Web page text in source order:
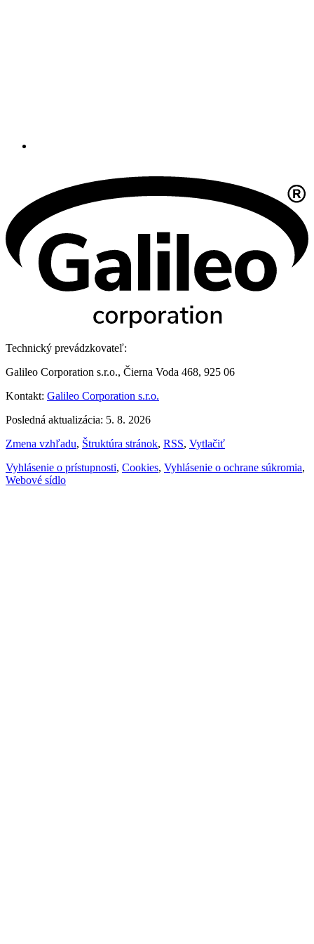
Technický prevádzkovateľ:
Galileo Corporation s.r.o., Čierna Voda 468, 925 06
Kontakt: Galileo Corporation s.r.o.
Posledná aktualizácia: 5. 8. 2026
Zmena vzhľadu, Štruktúra stránok, RSS, Vytlačiť
Vyhlásenie o prístupnosti, Cookies, Vyhlásenie o ochrane súkromia,
Webové sídlo